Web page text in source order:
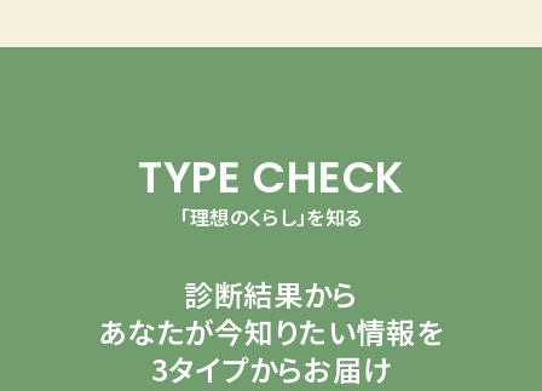
TYPE CHECK
「理想のくらし」を知る
診断結果から
あなたが今知りたい情報を
3タイプからお届け